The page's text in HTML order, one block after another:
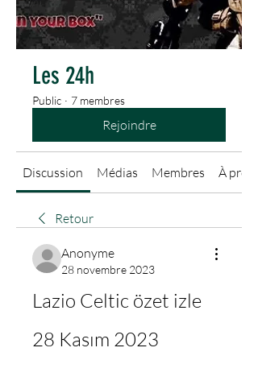
Les 24h
Public · 7 membres
Rejoindre
Discussion Médias Membres À
Retour
Anonyme
28 novembre 2023
Lazio Celtic özet izle
28 Kasım 2023